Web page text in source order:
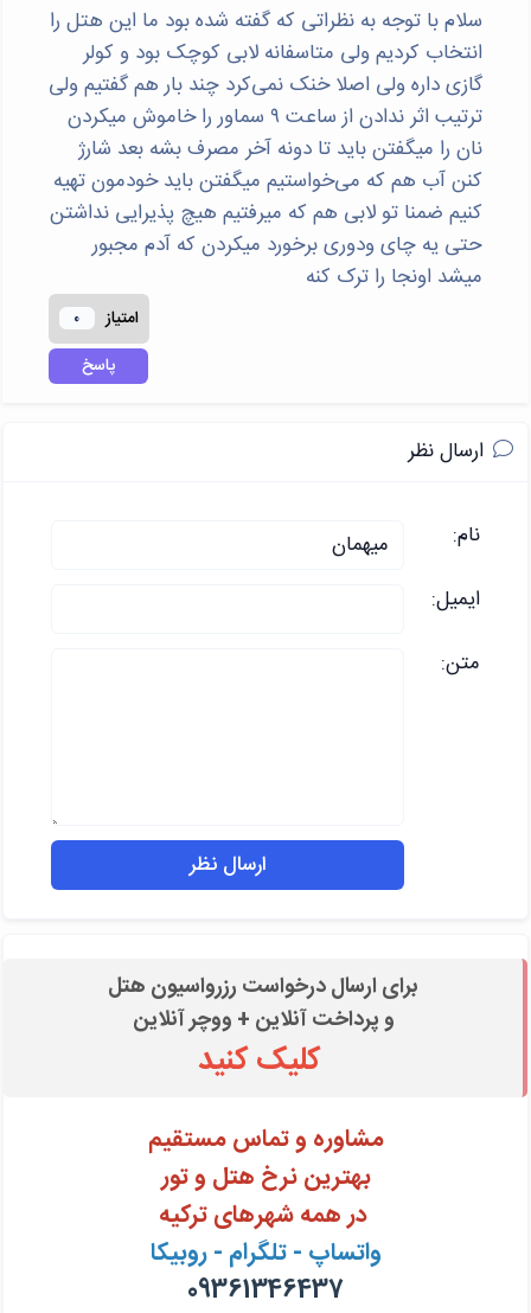
سلام با توجه به نظراتی که گفته شده بود ما این هتل را
انتخاب کردیم ولی متاسفانه لابی کوچک بود و کولر
گازی داره ولی اصلا خنک نمی‌کرد چند بار هم گفتیم ولی
ترتیب اثر ندادن از ساعت ۹ سماور را خاموش میکردن
نان را میگفتن باید تا دونه آخر مصرف بشه بعد شارژ
کنن آب هم که می‌خواستیم میگفتن باید خودمون تهیه
کنیم ضمنا تو لابی هم که میرفتیم هیچ پذیرایی نداشتن
حتی یه چای ودوری برخورد میکردن که آدم مجبور
میشد اونجا را ترک کنه
امتياز 0
پاسخ
ارسال نظر
نام:
ایمیل:
متن:
برای ارسال درخواست رزرواسیون هتل
و پرداخت آنلاین + ووچر آنلاین
مشاوره و تماس مستقیم
بهترین نرخ هتل و تور
در همه شهرهای ترکیه
واتساپ - تلگرام - روبیکا
09361346437